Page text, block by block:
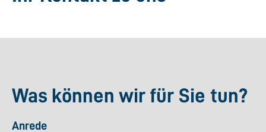
Was können wir für Sie tun?
Anrede